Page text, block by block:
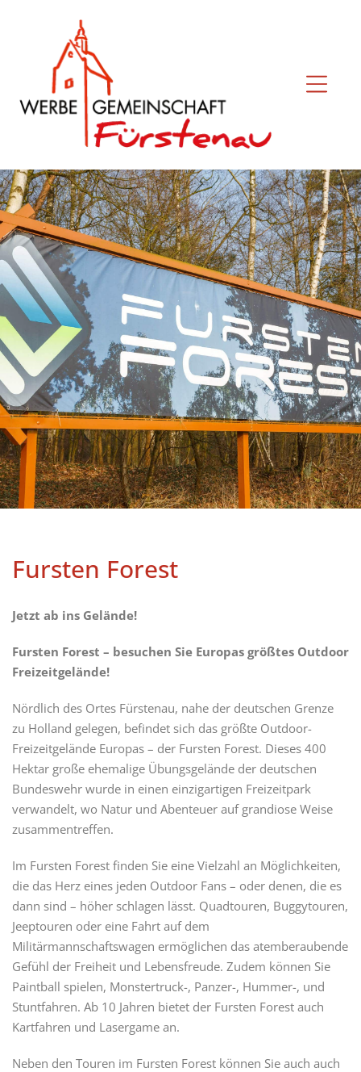
Fursten Forest
Jetzt ab ins Gelände!
Fursten Forest – besuchen Sie Europas größtes Outdoor
Freizeitgelände!
Nördlich des Ortes Fürstenau, nahe der deutschen Grenze
zu Holland gelegen, befindet sich das größte Outdoor-
Freizeitgelände Europas – der Fursten Forest. Dieses 400
Hektar große ehemalige Übungsgelände der deutschen
Bundeswehr wurde in einen einzigartigen Freizeitpark
verwandelt, wo Natur und Abenteuer auf grandiose Weise
zusammentreffen.
Im Fursten Forest finden Sie eine Vielzahl an Möglichkeiten,
die das Herz eines jeden Outdoor Fans – oder denen, die es
dann sind – höher schlagen lässt. Quadtouren, Buggytouren,
Jeeptouren oder eine Fahrt auf dem
Militärmannschaftswagen ermöglichen das atemberaubende
Gefühl der Freiheit und Lebensfreude. Zudem können Sie
Paintball spielen, Monstertruck-, Panzer-, Hummer-, und
Stuntfahren. Ab 10 Jahren bietet der Fursten Forest auch
Kartfahren und Lasergame an.
Neben den Touren im Fursten Forest können Sie auch auch